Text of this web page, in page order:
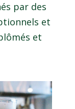
par des
et
et